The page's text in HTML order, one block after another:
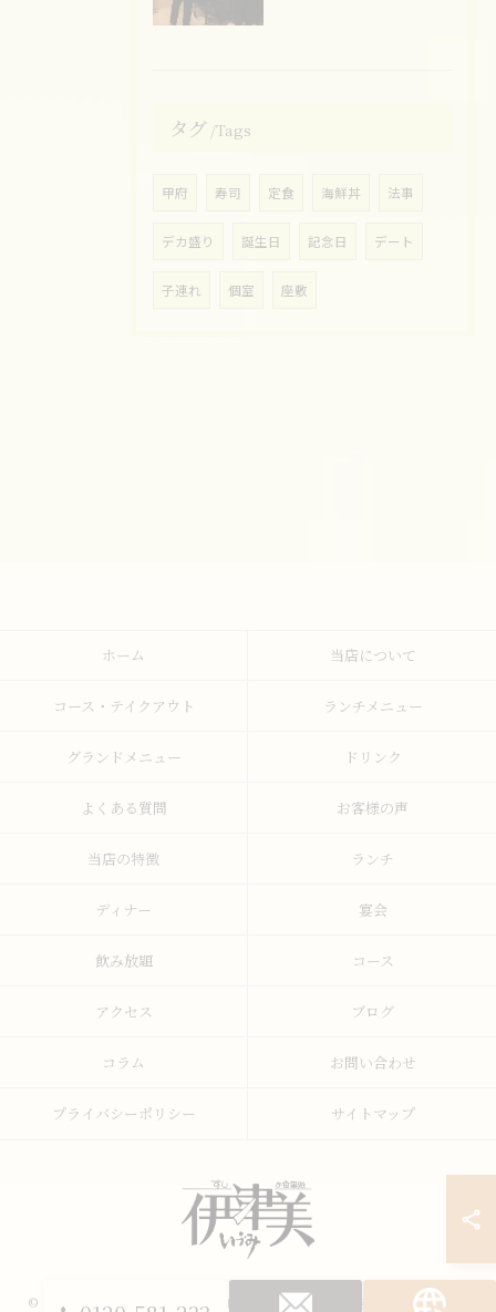
タグ Tags
甲府 寿司 定食 海鮮丼 法事
デカ盛り 誕生日 記念日 デート
子連れ 個室 座敷
ホーム 当店について
コース・テイクアウト ランチメニュー
グランドメニュー ドリンク
よくある質問 お客様の声
当店の特徴 ランチ
ディナー 宴会
飲み放題 コース
アクセス ブログ
コラム お問い合わせ
プライバシーポリシー サイトマップ
© 2026 山梨県甲府の寿司ならすし・うまいもの処 伊津美 ALL RIGHTS